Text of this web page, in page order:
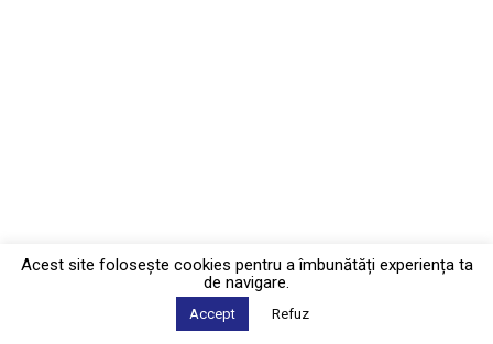
Acest site foloseşte cookies pentru a îmbunătăți experiența ta
de navigare.
Accept Refuz